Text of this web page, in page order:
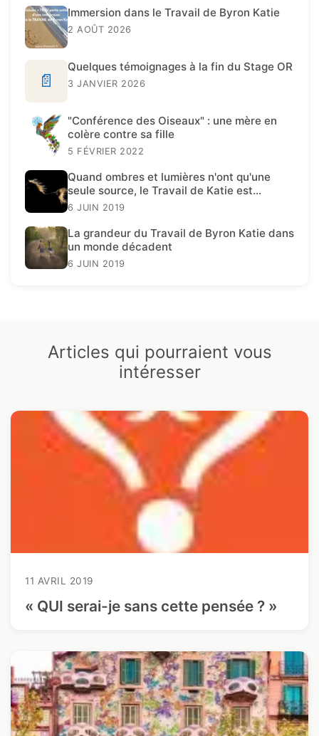
Immersion dans le Travail de Byron Katie
2 AOÛT 2026
📄
Quelques témoignages à la fin du Stage OR
3 JANVIER 2026
"Conférence des Oiseaux" : une mère en
colère contre sa fille
5 FÉVRIER 2022
Quand ombres et lumières n'ont qu'une
seule source, le Travail de Katie est
présent.
6 JUIN 2019
La grandeur du Travail de Byron Katie dans
un monde décadent
6 JUIN 2019
Articles qui pourraient vous
intéresser
11 AVRIL 2019
« QUI serai-je sans cette pensée ? »